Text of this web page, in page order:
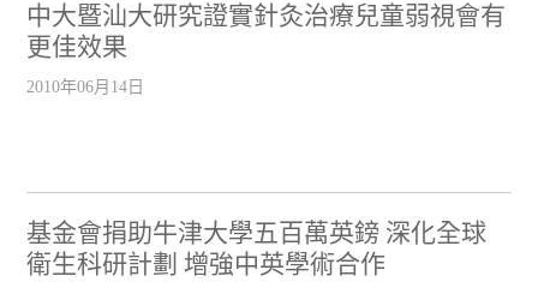
中大暨汕大研究證實針灸治療兒童弱視會有
更佳效果
2010年06月14日
基金會捐助牛津大學五百萬英鎊 深化全球
衛生科研計劃 增強中英學術合作